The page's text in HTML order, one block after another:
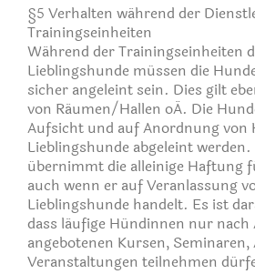
§5 Verhalten während der
Trainingseinheiten
Während der Trainingseinheiten
Lieblingshunde müssen die
sicher angeleint sein. Dies gilt
von Räumen/Hallen oÄ. Die
Aufsicht und auf Anordnung von
Lieblingshunde abgeleint
übernimmt die alleinige Haftung
auch wenn er auf Veranlassung
Lieblingshunde handelt. Es ist
dass läufige Hündinnen nur nach
angebotenen Kursen,
Veranstaltungen teilnehmen